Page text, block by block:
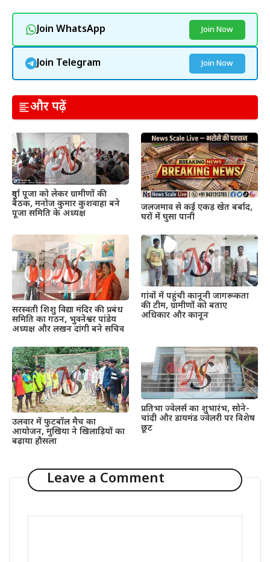
Join WhatsApp Join Now
Join Telegram Join Now
और पढ़ें
दुर्गा पूजा को लेकर ग्रामीणों की
बैठक, मनोज कुमार कुशवाहा बने
पूजा समिति के अध्यक्ष
जलजमाव से कई एकड़ खेत बर्बाद,
घरों में घुसा पानी
सरस्वती शिशु विद्या मंदिर की प्रबंध
समिति का गठन, भुवनेश्वर पांडेय
अध्यक्ष और लखन दांगी बने सचिव
गांवों में पहुंची कानूनी जागरूकता
की टीम, ग्रामीणों को बताए
अधिकार और कानून
उलवार में फुटबॉल मैच का
आयोजन, मुखिया ने खिलाड़ियों का
बढ़ाया हौसला
प्रतिभा ज्वेलर्स का शुभारंभ, सोने-
चांदी और डायमंड ज्वेलरी पर विशेष
छूट
Leave a Comment